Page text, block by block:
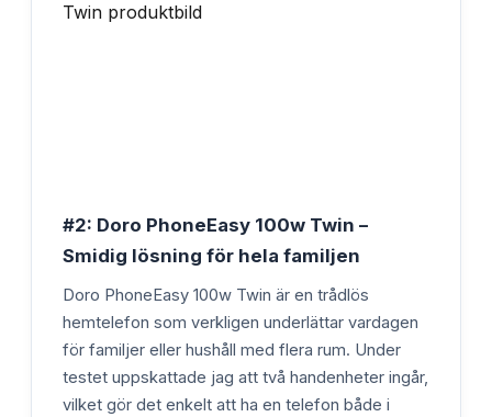
#2: Doro PhoneEasy 100w Twin –
Smidig lösning för hela familjen
Doro PhoneEasy 100w Twin är en trådlös
hemtelefon som verkligen underlättar vardagen
för familjer eller hushåll med flera rum. Under
testet uppskattade jag att två handenheter ingår,
vilket gör det enkelt att ha en telefon både i